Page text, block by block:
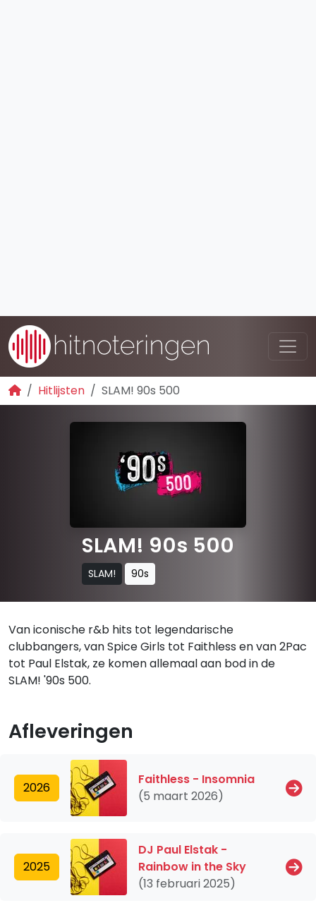
Hitlijsten SLAM! 90s 500
SLAM! 90s 500
SLAM! 90s
Van iconische r&b hits tot legendarische
clubbangers, van Spice Girls tot Faithless en van 2Pac
tot Paul Elstak, ze komen allemaal aan bod in de
SLAM! '90s 500.
Afleveringen
2026
Faithless - Insomnia
(5 maart 2026)
2025
DJ Paul Elstak -
Rainbow in the Sky
(13 februari 2025)